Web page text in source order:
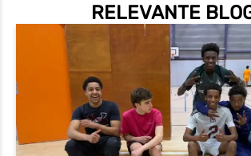
RELEVANTE